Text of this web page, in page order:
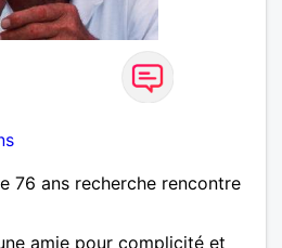
76 ans recherche rencontre
amie pour complicité et